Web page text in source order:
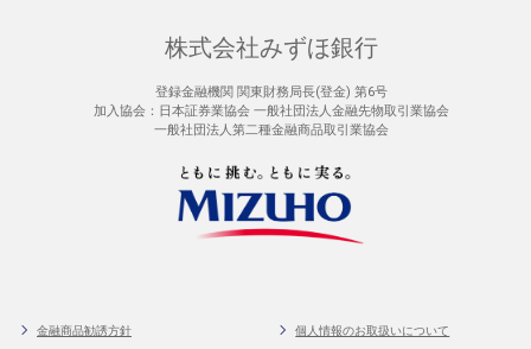
株式会社みずほ銀行
登録金融機関 関東財務局長(登金) 第6号
加入協会：日本証券業協会 一般社団法人金融先物取引業協会
一般社団法人第二種金融商品取引業協会
金融商品勧誘方針 個人情報のお取扱いについて